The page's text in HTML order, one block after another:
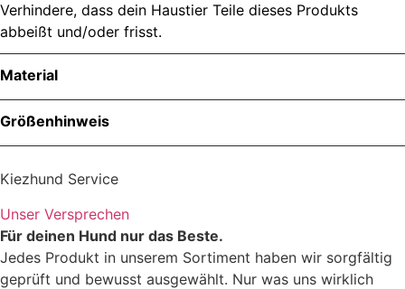
Verhindere, dass dein Haustier Teile dieses Produkts
abbeißt und/oder frisst.
Material
Größenhinweis
Kiezhund Service
Unser Versprechen
Für deinen Hund nur das Beste.
Jedes Produkt in unserem Sortiment haben wir sorgfältig
geprüft und bewusst ausgewählt. Nur was uns wirklich